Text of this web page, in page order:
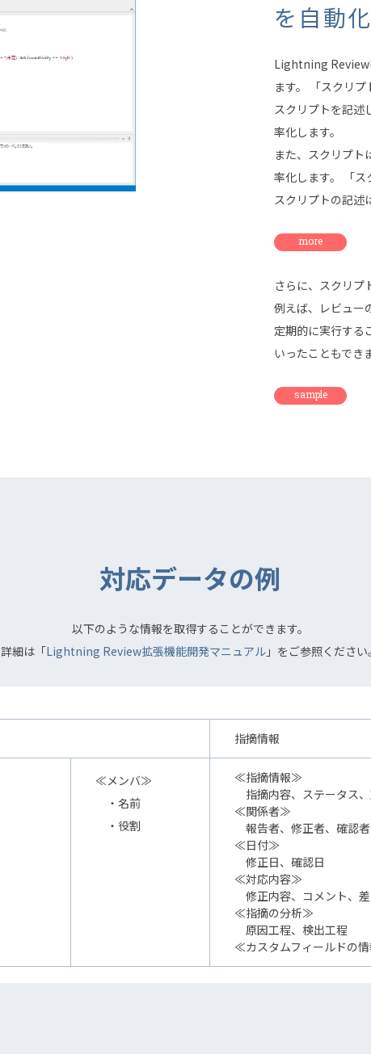
を自動
Lightning Review
ます。 「スクリ
スクリプトを記述
率化します。
また、スクリプト
率化します。 「
スクリプトの記述
more
さらに、スクリプ
例えば、レビュー
定期的に実行する
いったこともでき
sample
対応データの例
以下のような情報を取得することができます。
詳細は「Lightning Review拡張機能開発マニュアル 」をご参照ください
指摘情報
≪メンバ≫
・名前
・役割
≪指摘情報≫
指摘内容、ステータス
≪関係者≫
報告者、修正者、確認者
≪日付≫
修正日、確認日
≪対応内容≫
修正内容、コメント、
≪指摘の分析≫
原因工程、検出工程
≪カスタムフィールドの